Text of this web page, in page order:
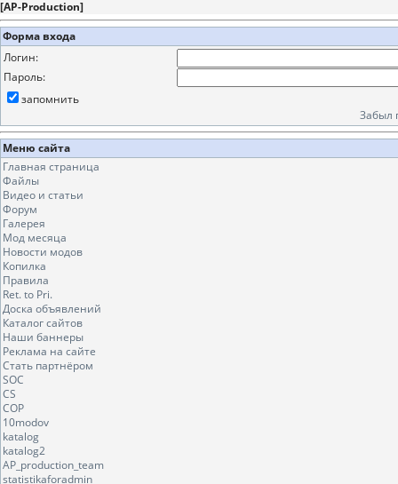
[AP-Production]
Форма входа
Логин:
Пароль:
запомнить
Забыл
Меню сайта
Главная страница
Файлы
Видео и статьи
Форум
Галерея
Мод месяца
Новости модов
Копилка
Правила
Ret. to Pri.
Доска объявлений
Каталог сайтов
Наши баннеры
Реклама на сайте
Стать партнёром
SOC
CS
COP
10modov
katalog
katalog2
AP_production_team
statistikaforadmin